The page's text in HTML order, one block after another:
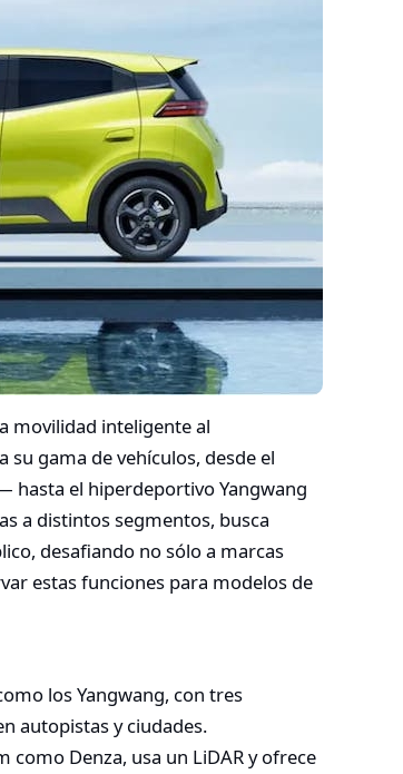
movilidad inteligente al
su gama de vehículos, desde el
hasta el hiperdeportivo Yangwang
a distintos segmentos, busca
desafiando no sólo a marcas
estas funciones para modelos de
los Yangwang, con tres
autopistas y ciudades.
Denza, usa un LiDAR y ofrece